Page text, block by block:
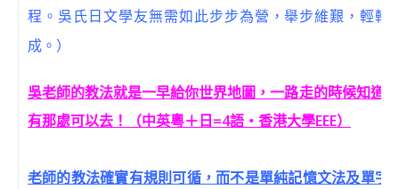
程。吳氏日文學友無需如此步步為營，舉步維艱，輕輕
成。）
吳老師的教法就是一早給你世界地圖，一路走的時候知道
有那處可以去！（中英粵＋日=4語‧香港大學EEE）
老師的教法確實有規則可循，而不是單純記憶文法及單